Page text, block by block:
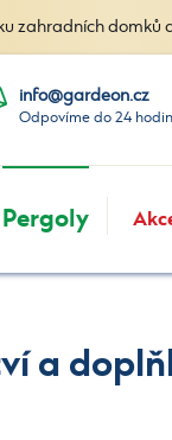
zahradních domků
info@gardeon.cz
Odpovíme do 24 hodin
Pergoly
a